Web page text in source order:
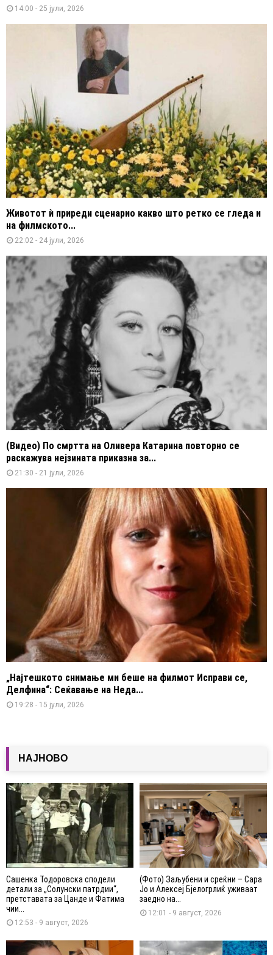
14:00 - 25 јули, 2026
Животот ѝ приреди сценарио какво што ретко се гледа и
на филмското...
22:02 - 24 јули, 2026
(Видео) По смртта на Оливера Катарина повторно се
раскажува нејзината приказна за...
21:30 - 21 јули, 2026
„Најтешкото снимање ми беше на филмот Исправи се,
Делфина“: Сеќавање на Неда...
19:28 - 15 јули, 2026
НАЈНОВО
Сашенка Тодоровска сподели
детали за „Солунски патрдии“,
претставата за Цанде и Фатима
чии...
12:53 - 9 август, 2026
(Фото) Заљубени и среќни – Сара
Јо и Алексеј Бјелогрлиќ уживаат
заедно на...
12:01 - 9 август, 2026